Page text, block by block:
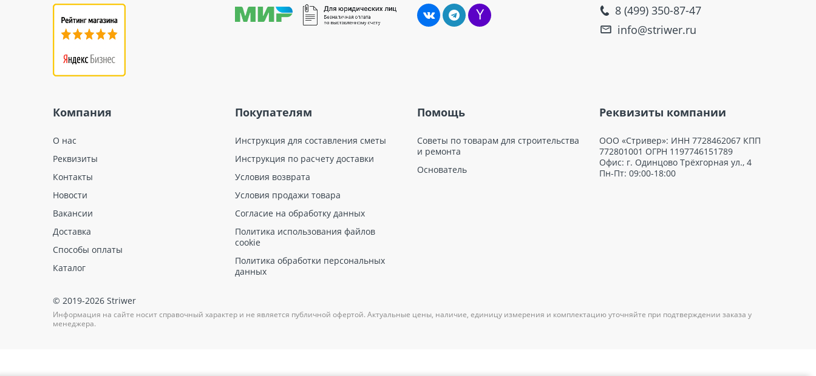
8 (499) 350-87-47
info@striwer.ru
Компания
О нас
Реквизиты
Контакты
Новости
Вакансии
Доставка
Способы оплаты
Каталог
Покупателям
Инструкция для составления сметы
Инструкция по расчету доставки
Условия возврата
Условия продажи товара
Согласие на обработку данных
Политика использования файлов
cookie
Политика обработки персональных
данных
Помощь
Советы по товарам для строительства
и ремонта
Основатель
Реквизиты компании
ООО «Стривер»: ИНН 7728462067 КПП
772801001 ОГРН 1197746151789
Офис: г. Одинцово Трёхгорная ул., 4
Пн-Пт: 09:00-18:00
© 2019-2026 Striwer
Информация на сайте носит справочный характер и не является публичной офертой. Актуальные цены, наличие, единицу измерения и комплектацию уточняйте при подтверждении заказа у
менеджера.